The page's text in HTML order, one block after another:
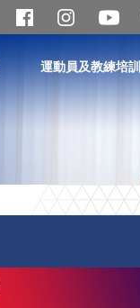
運動員及教練培訓